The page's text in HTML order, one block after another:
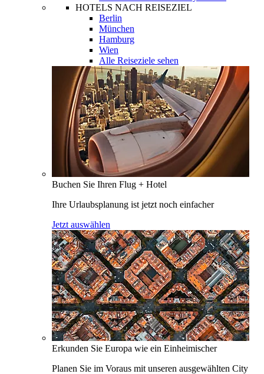
HOTELS NACH REISEZIEL
Berlin
München
Hamburg
Wien
Alle Reiseziele sehen
Buchen Sie Ihren Flug + Hotel
Ihre Urlaubsplanung ist jetzt noch einfacher
Jetzt auswählen
Erkunden Sie Europa wie ein Einheimischer
Planen Sie im Voraus mit unseren ausgewählten City